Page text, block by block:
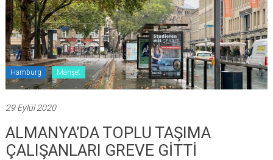
Hamburg Manşet
29 Eylül 2020
ALMANYA’DA TOPLU TAŞIMA
ÇALIŞANLARI GREVE GİTTİ